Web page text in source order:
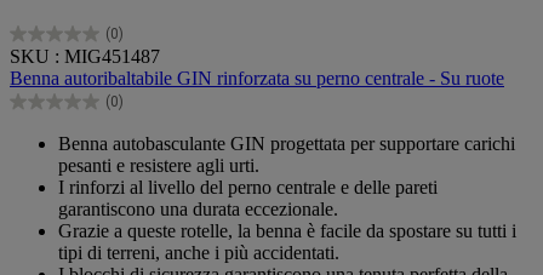
(0)
0.0
su
5
stelle.
SKU : MIG451487
Benna autoribaltabile GIN rinforzata su perno centrale - Su ruote
(0)
0.0
Benna autobasculante GIN progettata per supportare carichi
pesanti e resistere agli urti.
I rinforzi al livello del perno centrale e delle pareti
garantiscono una durata eccezionale.
Grazie a queste rotelle, la benna è facile da spostare su tutti i
tipi di terreni, anche i più accidentati.